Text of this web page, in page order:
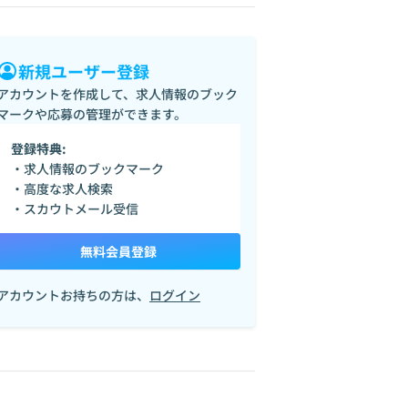
新規ユーザー登録
カウントを作成して、求人情報のブック
ークや応募の管理ができます。
登録特典:
・求人情報のブックマーク
・高度な求人検索
・スカウトメール受信
無料会員登録
カウントお持ちの方は、 ログイン